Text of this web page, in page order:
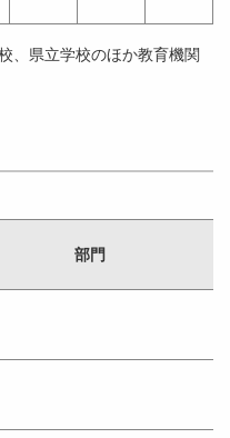
県立学校のほか教育機関
部門